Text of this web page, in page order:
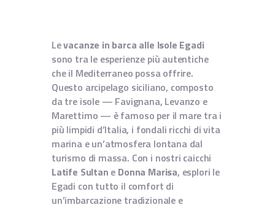
Levacanze in barca alle Isole Egadi
sono tra le esperienze più autentiche
che il Mediterraneo possa offrire.
Questo arcipelago siciliano, composto
da tre isole — Favignana, Levanzo e
Marettimo — è famoso per il mare tra i
più limpidi d’Italia, i fondali ricchi di vita
marina e un’atmosfera lontana dal
turismo di massa. Con i nostri caicchi
Latife Sultan e Donna Marisa, esplori le
Egadi con tutto il comfort di
un’imbarcazione tradizionale e